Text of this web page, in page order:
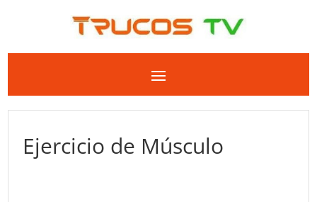
Ejercicio de Músculo